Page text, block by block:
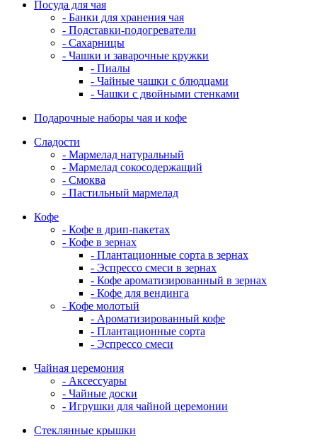
Посуда для чая
- Банки для хранения чая
- Подставки-подогреватели
- Сахарницы
- Чашки и заварочные кружки
- Пиалы
- Чайные чашки с блюдцами
- Чашки с двойными стенками
Подарочные наборы чая и кофе
Сладости
- Мармелад натуральный
- Мармелад сокосодержащий
- Смоква
- Пастильный мармелад
Кофе
- Кофе в дрип-пакетах
- Кофе в зернах
- Плантационные сорта в зернах
- Эспрессо смеси в зернах
- Кофе ароматизированный в зернах
- Кофе для вендинга
- Кофе молотый
- Ароматизированный кофе
- Плантационные сорта
- Эспрессо смеси
Чайная церемония
- Аксессуары
- Чайные доски
- Игрушки для чайной церемонии
Стеклянные крышки